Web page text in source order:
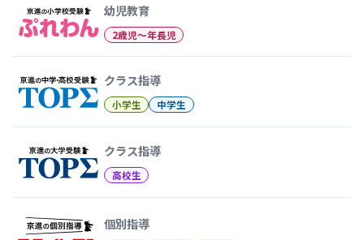
幼児教育
2歳児〜年長児
クラス指導
小学生 中学生
クラス指導
高校生
個別指導